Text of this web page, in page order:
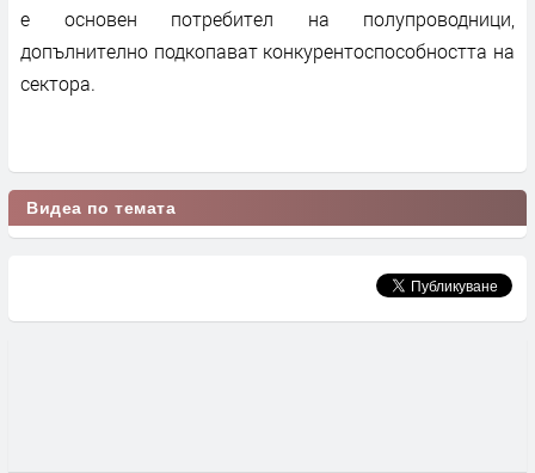
е основен потребител на полупроводници,
допълнително подкопават конкурентоспособността на
сектора.
Видеа по темата